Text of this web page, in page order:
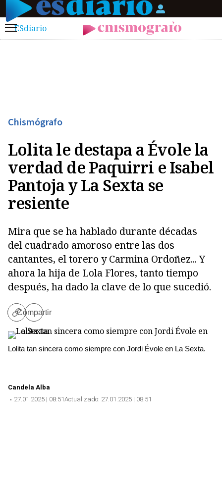
Menú
ESdiario
Chismógrafo
Lolita le destapa a Évole la
verdad de Paquirri e Isabel
Pantoja y La Sexta se
resiente
Mira que se ha hablado durante décadas
del cuadrado amoroso entre las dos
cantantes, el torero y Carmina Ordoñez... Y
ahora la hija de Lola Flores, tanto tiempo
después, ha dado la clave de lo que sucedió.
Copiar
enlace
Compartir
Copiar
Lolita tan sincera como siempre con Jordi Évole en La Sexta.
Candela Alba
27.01.2025 | 08:51Actualizado: 27.01.2025 | 08:51